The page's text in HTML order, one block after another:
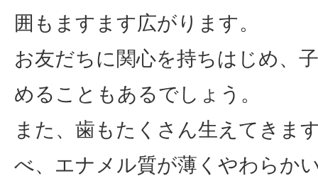
囲もますます広がります。
お友だちに関心を持ちはじめ、
めることもあるでしょう。
また、歯もたくさん生えてきま
べ、エナメル質が薄くやわらか